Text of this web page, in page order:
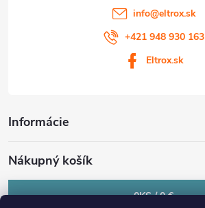
info@eltrox.sk
+421 948 930 163
Eltrox.sk
Informácie
Nákupný košík
0KS /0 €